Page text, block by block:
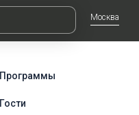
Москва
Программы
Гости